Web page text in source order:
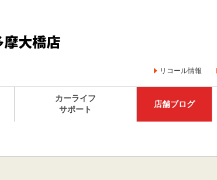
リコール情報
カーライフ
サポート
店舗ブログ